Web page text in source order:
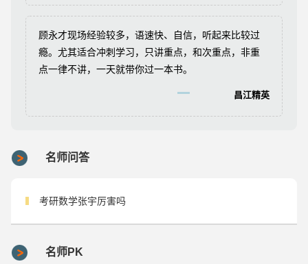
顾永才现场经验较多，语速快、自信，听起来比较过
瘾。尤其适合冲刺学习，只讲重点，和次重点，非重
点一律不讲，一天就带你过一本书。
昌江精英
名师问答
考研数学张宇厉害吗
名师PK